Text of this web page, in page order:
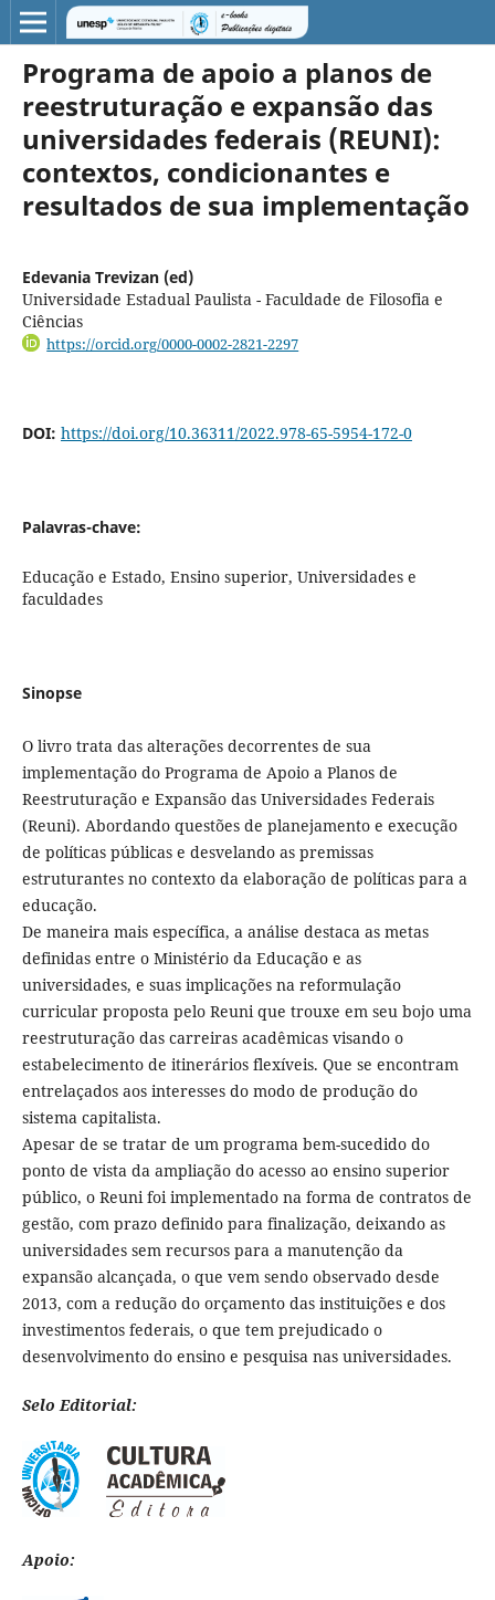
Programa de apoio a planos de
reestruturação e expansão das
universidades federais (REUNI):
contextos, condicionantes e
resultados de sua implementação
Edevania Trevizan (ed)
Universidade Estadual Paulista - Faculdade de Filosofia e
Ciências
https://orcid.org/0000-0002-2821-2297
DOI: https://doi.org/10.36311/2022.978-65-5954-172-0
Palavras-chave:
Educação e Estado, Ensino superior, Universidades e
faculdades
Sinopse
O livro trata das alterações decorrentes de sua
implementação do Programa de Apoio a Planos de
Reestruturação e Expansão das Universidades Federais
(Reuni). Abordando questões de planejamento e execução
de políticas públicas e desvelando as premissas
estruturantes no contexto da elaboração de políticas para a
educação.
De maneira mais específica, a análise destaca as metas
definidas entre o Ministério da Educação e as
universidades, e suas implicações na reformulação
curricular proposta pelo Reuni que trouxe em seu bojo uma
reestruturação das carreiras acadêmicas visando o
estabelecimento de itinerários flexíveis. Que se encontram
entrelaçados aos interesses do modo de produção do
sistema capitalista.
Apesar de se tratar de um programa bem-sucedido do
ponto de vista da ampliação do acesso ao ensino superior
público, o Reuni foi implementado na forma de contratos de
gestão, com prazo definido para finalização, deixando as
universidades sem recursos para a manutenção da
expansão alcançada, o que vem sendo observado desde
2013, com a redução do orçamento das instituições e dos
investimentos federais, o que tem prejudicado o
desenvolvimento do ensino e pesquisa nas universidades.
Selo Editorial:
Apoio: